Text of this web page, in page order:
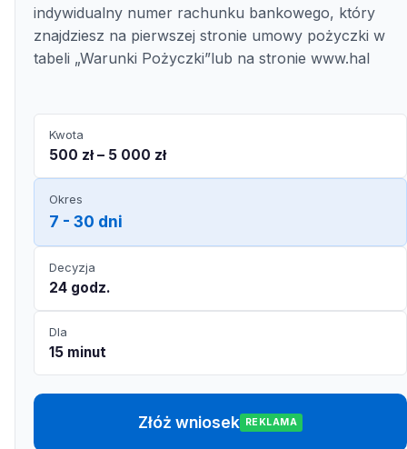
indywidualny numer rachunku bankowego, który
znajdziesz na pierwszej stronie umowy pożyczki w
tabeli „Warunki Pożyczki”lub na stronie www.hal
Kwota
500 zł – 5 000 zł
Okres
7 - 30 dni
Decyzja
24 godz.
Dla
15 minut
Złóż wniosek REKLAMA